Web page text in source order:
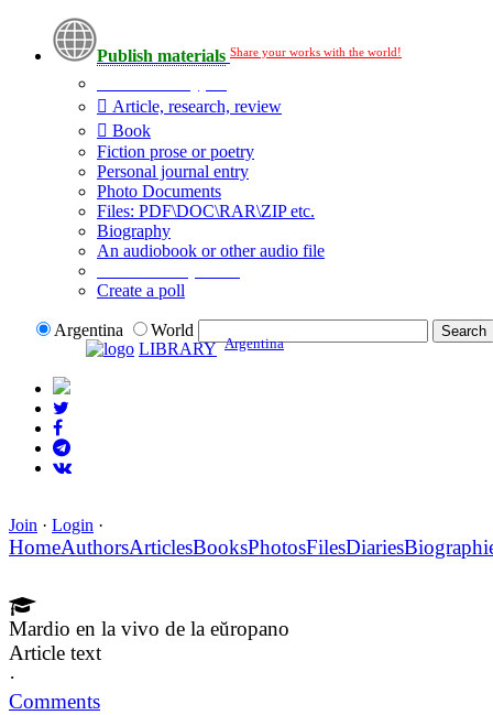
Publish materials Share your works with the world!
Article, research, review
Book
Fiction prose or poetry
Personal journal entry
Photo Documents
Files: PDF\DOC\RAR\ZIP etc.
Biography
An audiobook or other audio file
Create a poll
Argentina
World
LIBRARY Argentina
Join · Login ·
HomeAuthorsArticlesBooksPhotosFilesDiaries
Mardio en la vivo de la eŭropano
Article text
·
Comments